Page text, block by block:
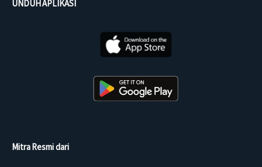
UNDUH APLIKASI
Mitra Resmi dari